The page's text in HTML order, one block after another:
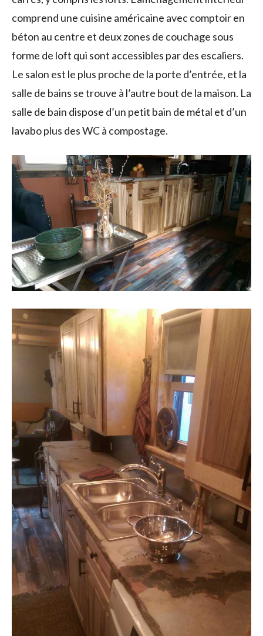
comprend une cuisine américaine avec comptoir en
béton au centre et deux zones de couchage sous
forme de loft qui sont accessibles par des escaliers.
Le salon est le plus proche de la porte d’entrée, et la
salle de bains se trouve à l’autre bout de la maison. La
salle de bain dispose d’un petit bain de métal et d’un
lavabo plus des WC à compostage.